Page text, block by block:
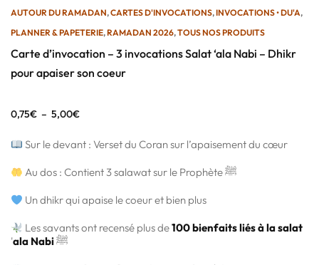
AUTOUR DU RAMADAN,CARTES D'INVOCATIONS,INVOCATIONS • DU'A,
PLANNER & PAPETERIE,RAMADAN 2026,TOUS NOS PRODUITS
Carte d’invocation – 3 invocations Salat ‘ala Nabi – Dhikr
pour apaiser son coeur
0,75€ – 5,00€
Sur le devant : Verset du Coran sur l’apaisement du cœur
Au dos : Contient 3 salawat sur le Prophète ﷺ
Un dhikr qui apaise le coeur et bien plus
Les savants ont recensé plus de100 bienfaits liés à la salat
'ala Nabiﷺ